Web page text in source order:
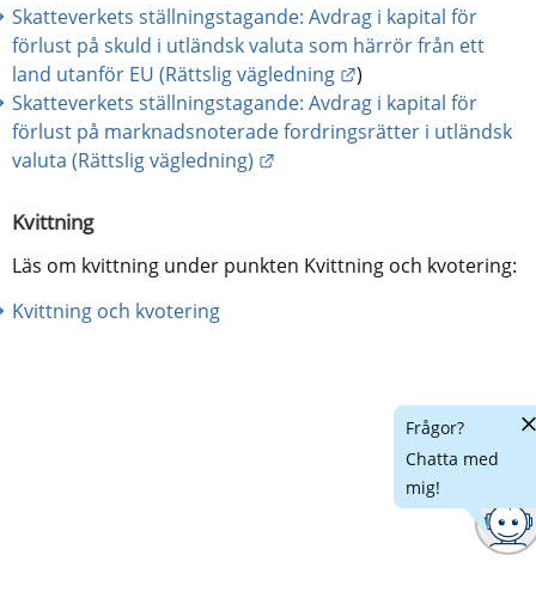
Skatteverkets ställningstagande: Avdrag i kapital för
förlust på skuld i utländsk valuta som härrör från ett
land utanför EU (Rättslig vägledning
Länk till annan
)
Skatteverkets ställningstagande: Avdrag i kapital för
förlust på marknadsnoterade fordringsrätter i utländsk
valuta (Rättslig vägledning)
Kvittning
Läs om kvittning under punkten Kvittning och kvotering:
Kvittning och kvotering
Frågor?
Chatta med
mig!